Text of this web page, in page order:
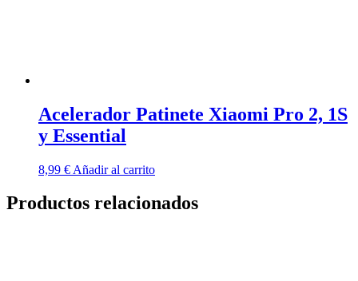
Acelerador Patinete Xiaomi Pro 2, 1S
y Essential
8,99 € Añadir al carrito
Productos relacionados